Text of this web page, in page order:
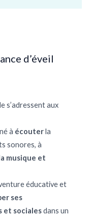
d’éveil
s’adressent aux
à écouterla
sonores, à
musique et
éducative et
ses
et socialesdans un